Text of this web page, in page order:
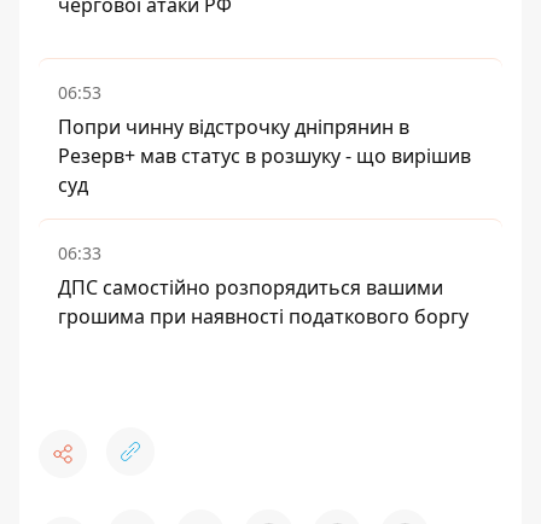
06:53
Попри чинну відстрочку дніпрянин в
Резерв+ мав статус в розшуку - що вирішив
суд
06:33
ДПС самостійно розпорядиться вашими
грошима при наявності податкового боргу